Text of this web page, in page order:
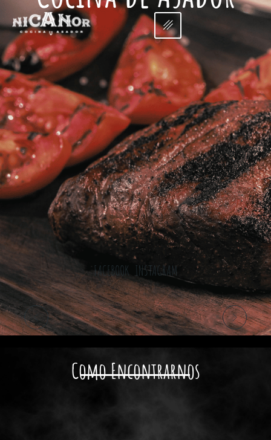
FACEBOOK INSTAGRAM
Como Encontrarnos